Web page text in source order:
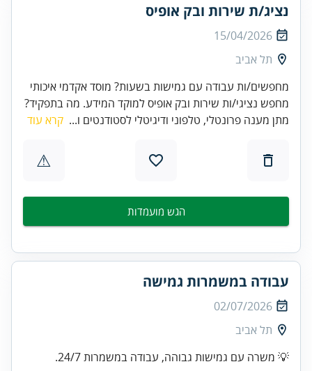
נציג/ת שירות ובק אופיס
15/04/2026
תל אביב
מחפשים/ות עבודה עם גמישות בשעות? מוסד אקדמי איכותי
מחפש נציגי/ות שירות ובק אופיס למוקד המידע. מה בתפקיד?
מתן מענה פרונטלי, טלפוני ודיגיטלי לסטודנטים ו... קרא עוד
⚠
הגש מועמדות
עבודה במשמרות גמישה
02/07/2026
תל אביב
💡 משרה עם גמישות גבוהה, עבודה במשמרות 24/7.